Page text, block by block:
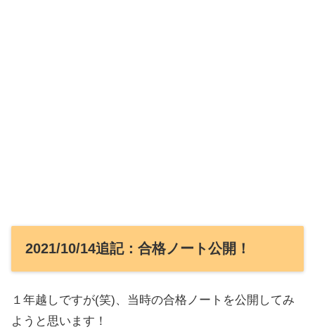
2021/10/14追記：合格ノート公開！
１年越しですが(笑)、当時の合格ノートを公開してみ
ようと思います！